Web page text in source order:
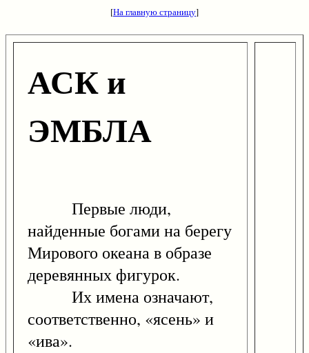
[На главную страницу]
АСК и
ЭМБЛА
Первые люди,
найденные богами на берегу
Мирового океана в образе
деревянных фигурок.
Их имена означают,
соответственно, «ясень» и
«ива».